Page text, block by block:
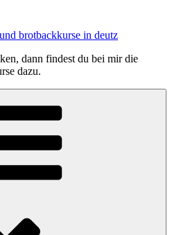
brotbackkurse in deutz
dann findest du bei mir die
dazu.